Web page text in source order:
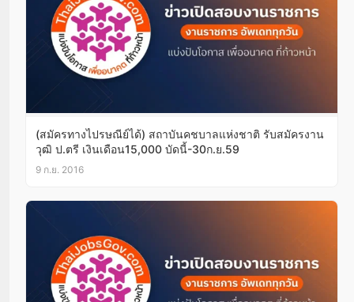
(สมัครทางไปรษณีย์ได้) สถาบันคชบาลแห่งชาติ รับสมัครงาน
วุฒิ ป.ตรี เงินเดือน15,000 บัดนี้-30ก.ย.59
9 ก.ย. 2016